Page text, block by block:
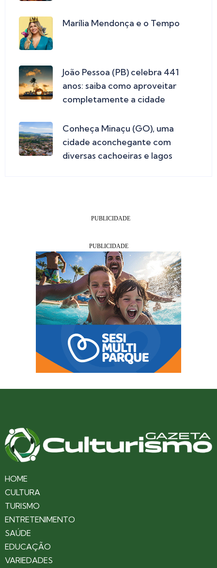
Marília Mendonça e o Tempo
João Pessoa (PB) celebra 441
anos: saiba como aproveitar
completamente a cidade
Conheça Minaçu (GO), uma
cidade aconchegante com
diversas cachoeiras e lagos
HOME
CULTURA
TURISMO
ENTRETENIMENTO
SAÚDE
EDUCAÇÃO
VARIEDADES